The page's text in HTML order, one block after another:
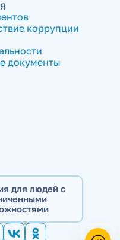
коррупции
документы
для людей с